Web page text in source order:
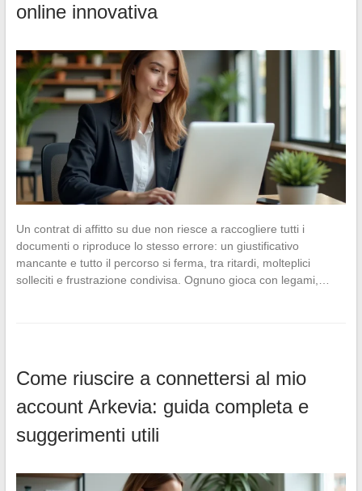
online innovativa
Un contrat di affitto su due non riesce a raccogliere tutti i
documenti o riproduce lo stesso errore: un giustificativo
mancante e tutto il percorso si ferma, tra ritardi, molteplici
solleciti e frustrazione condivisa. Ognuno gioca con legami,…
Come riuscire a connettersi al mio
account Arkevia: guida completa e
suggerimenti utili